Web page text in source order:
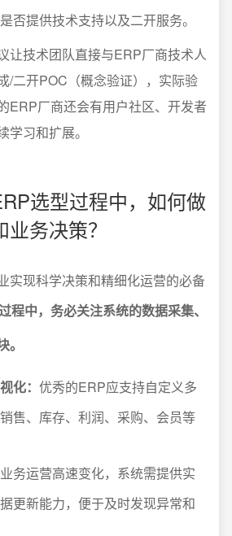
否提供技术支持以及二开服务。
让技术团队直接与ERP厂商技术人
/二开POC（概念验证），实际验
ERP厂商还会有用户社区、开发者
学习和扩展。
选型过程中，如何做
务决策？
实现科学决策和精细化运营的必备
程中，务必关注系统的数据采集、
化： 优秀的ERP应支持自定义多
售、库存、利润、采购、会员等
业务运营高速变化，系统需提供实
更新能力，便于及时发现异常和